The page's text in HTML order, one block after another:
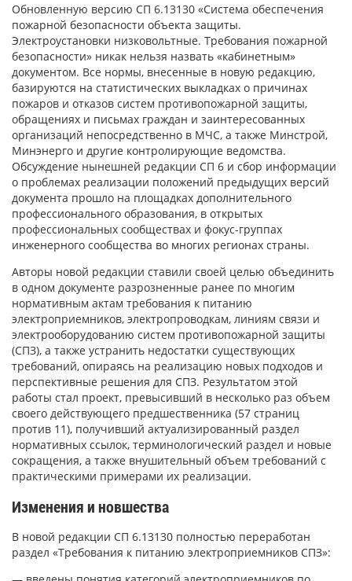
Обновленную версию СП 6.13130 «Система обеспечения
пожарной безопасности объекта защиты.
Электроустановки низковольтные. Требования пожарной
безопасности» никак нельзя назвать «кабинетным»
документом. Все нормы, внесенные в новую редакцию,
базируются на статистических выкладках о причинах
пожаров и отказов систем противопожарной защиты,
обращениях и письмах граждан и заинтересованных
организаций непосредственно в МЧС, а также Минстрой,
Минэнерго и другие контролирующие ведомства.
Обсуждение нынешней редакции СП 6 и сбор информации
о проблемах реализации положений предыдущих версий
документа прошло на площадках дополнительного
профессионального образования, в открытых
профессиональных сообществах и фокус-группах
инженерного сообщества во многих регионах страны.
Авторы новой редакции ставили своей целью объединить
в одном документе разрозненные ранее по многим
нормативным актам требования к питанию
электроприемников, электропроводкам, линиям связи и
электрооборудованию систем противопожарной защиты
(СПЗ), а также устранить недостатки существующих
требований, опираясь на реализацию новых подходов и
перспективные решения для СПЗ. Результатом этой
работы стал проект, превысивший в несколько раз объем
своего действующего предшественника (57 страниц
против 11), получивший актуализированный раздел
нормативных ссылок, терминологический раздел и новые
сокращения, а также внушительный объем требований с
практическими примерами их реализации.
Изменения и новшества
В новой редакции СП 6.13130 полностью переработан
раздел «Требования к питанию электроприемников СПЗ»: